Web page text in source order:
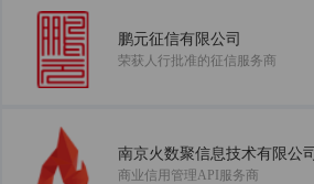
鹏元征信有限公司
荣获人行批准的征信服务商
南京火数聚信息技术有限公司
商业信用管理API服务商